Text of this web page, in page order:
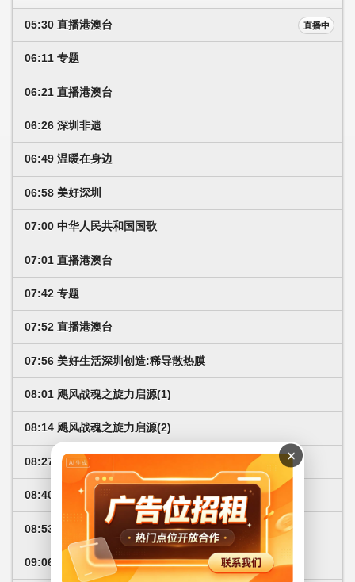
05:30 直播港澳台 直播中
06:11 专题
06:21 直播港澳台
06:26 深圳非遗
06:49 温暖在身边
06:58 美好深圳
07:00 中华人民共和国国歌
07:01 直播港澳台
07:42 专题
07:52 直播港澳台
07:56 美好生活深圳创造:稀导散热膜
08:01 飓风战魂之旋力启源(1)
08:14 飓风战魂之旋力启源(2)
08:27 飓风战魂之旋力启源(3)
08:40 飓风战魂之旋力启源(4)
08:53 飓风战魂之旋力启源(5)
09:06 飓风战魂之旋力启源(6)
×